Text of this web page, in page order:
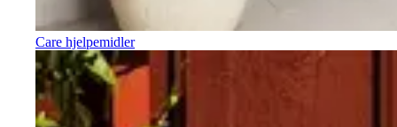
Care hjelpemidler